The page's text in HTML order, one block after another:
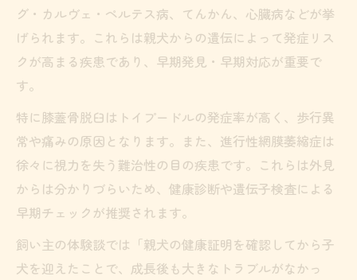
進行性網膜萎縮症など遺伝性疾患の症状
トイプードルの病気になる確率と要因を分
なりやすい遺伝性疾患ごとのケアポイント
早期発見に役立つ健康チェックのすすめ
トイプードルの健康チェックで早期発見を
目指す
遺伝性疾患を見逃さない日常観察のコツ
定期的な動物病院での検査が大切な理由
トイプードルの視力や足腰の異変を見抜く
グ・カルヴェ・ペルテス病、てんかん、心臓病などが挙
げられます。これらは親犬からの遺伝によって発症リス
クが高まる疾患であり、早期発見・早期対応が重要で
す。
特に膝蓋骨脱臼はトイプードルの発症率が高く、歩行異
常や痛みの原因となります。また、進行性網膜萎縮症は
徐々に視力を失う難治性の目の疾患です。これらは外見
からは分かりづらいため、健康診断や遺伝子検査による
早期チェックが推奨されます。
飼い主の体験談では「親犬の健康証明を確認してから子
犬を迎えたことで、成長後も大きなトラブルがなかっ